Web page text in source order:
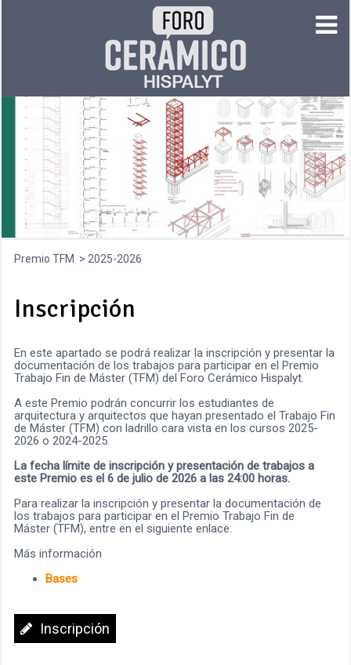
Premio TFM 2025-2026
Inscripción
En este apartado se podrá realizar la inscripción y presentar la
documentación de los trabajos para participar en el Premio
Trabajo Fin de Máster (TFM) del Foro Cerámico Hispalyt.
A este Premio podrán concurrir los estudiantes de
arquitectura y arquitectos que hayan presentado el Trabajo Fin
de Máster (TFM) con ladrillo cara vista en los cursos 2025-
2026 o 2024-2025.
La fecha límite de inscripción y presentación de trabajos a
este Premio es el 6 de julio de 2026 a las 24:00 horas.
Para realizar la inscripción y presentar la documentación de
los trabajos para participar en el Premio Trabajo Fin de
Máster (TFM), entre en el siguiente enlace:
Más información
Bases
Inscripción